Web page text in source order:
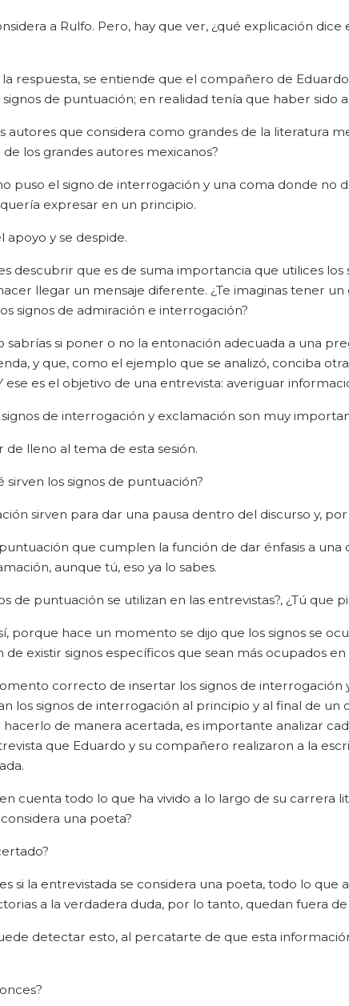
a Rulfo. Pero, hay que ver, ¿qué explicación
la respuesta, se entiende que el compañero de
de puntuación; en realidad tenía que haber sido
autores que considera como grandes de la literatura
los grandes autores mexicanos?
puso el signo de interrogación y una coma donde no
expresar en un principio.
apoyo y se despide.
descubrir que es de suma importancia que utilices
llegar un mensaje diferente. ¿Te imaginas tener
signos de admiración e interrogación?
sabrías si poner o no la entonación adecuada a una
y que, como el ejemplo que se analizó, conciba
ese es el objetivo de una entrevista: averiguar
signos de interrogación y exclamación son muy
lleno al tema de esta sesión.
sirven los signos de puntuación?
sirven para dar una pausa dentro del discurso y,
que cumplen la función de dar énfasis a una
aunque tú, eso ya lo sabes.
de puntuación se utilizan en las entrevistas?, ¿Tú que
porque hace un momento se dijo que los signos se
existir signos específicos que sean más ocupados en
correcto de insertar los signos de
los signos de interrogación al principio y al final de
hacerlo de manera acertada, es importante analizar
que Eduardo y su compañero realizaron a la
cuenta todo lo que ha vivido a lo largo de su carrera
una poeta?
si la entrevistada se considera una poeta, todo lo
a la verdadera duda, por lo tanto, quedan fuera de
detectar esto, al percatarte de que esta